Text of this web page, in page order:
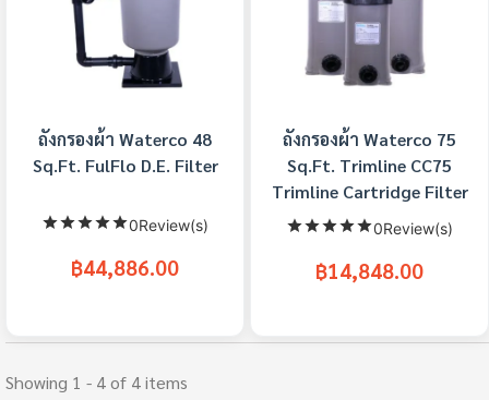
ถังกรองผ้า Waterco 48
Sq.Ft. FulFlo D.E. Filter
0Review(s)
฿44,886.00
ถังกรองผ้า Waterco 75
Sq.Ft. Trimline CC75
Trimline Cartridge Filter
0Review(s)
฿14,848.00
Showing 1 - 4 of 4 items